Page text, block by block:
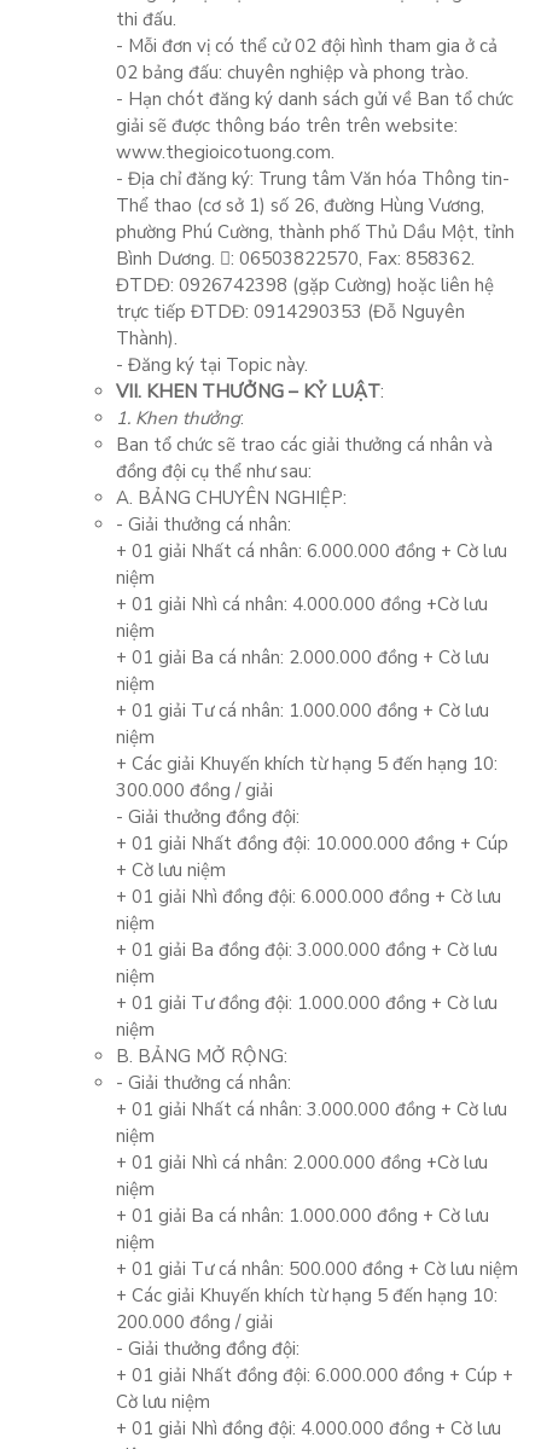
thi đấu.
- Mỗi đơn vị có thể cử 02 đội hình tham gia ở cả
02 bảng đấu: chuyên nghiệp và phong trào.
- Hạn chót đăng ký danh sách gửi về Ban tổ chức
giải sẽ được thông báo trên trên website:
www.thegioicotuong.com.
- Địa chỉ đăng ký: Trung tâm Văn hóa Thông tin-
Thể thao (cơ sở 1) số 26, đường Hùng Vương,
phường Phú Cường, thành phố Thủ Dầu Một, tỉnh
Bình Dương. : 06503822570, Fax: 858362.
ĐTDĐ: 0926742398 (gặp Cường) hoặc liên hệ
trực tiếp ĐTDĐ: 0914290353 (Đỗ Nguyên
Thành).
- Đăng ký tại Topic này.
VII. KHEN THƯỞNG – KỶ LUẬT:
1. Khen thưởng:
Ban tổ chức sẽ trao các giải thưởng cá nhân và
đồng đội cụ thể như sau:
A. BẢNG CHUYÊN NGHIỆP:
- Giải thưởng cá nhân:
+ 01 giải Nhất cá nhân: 6.000.000 đồng + Cờ lưu
niệm
+ 01 giải Nhì cá nhân: 4.000.000 đồng +Cờ lưu
niệm
+ 01 giải Ba cá nhân: 2.000.000 đồng + Cờ lưu
niệm
+ 01 giải Tư cá nhân: 1.000.000 đồng + Cờ lưu
niệm
+ Các giải Khuyến khích từ hạng 5 đến hạng 10:
300.000 đồng / giải
- Giải thưởng đồng đội:
+ 01 giải Nhất đồng đội: 10.000.000 đồng + Cúp
+ Cờ lưu niệm
+ 01 giải Nhì đồng đội: 6.000.000 đồng + Cờ lưu
niệm
+ 01 giải Ba đồng đội: 3.000.000 đồng + Cờ lưu
niệm
+ 01 giải Tư đồng đội: 1.000.000 đồng + Cờ lưu
niệm
B. BẢNG MỞ RỘNG:
- Giải thưởng cá nhân:
+ 01 giải Nhất cá nhân: 3.000.000 đồng + Cờ lưu
niệm
+ 01 giải Nhì cá nhân: 2.000.000 đồng +Cờ lưu
niệm
+ 01 giải Ba cá nhân: 1.000.000 đồng + Cờ lưu
niệm
+ 01 giải Tư cá nhân: 500.000 đồng + Cờ lưu niệm
+ Các giải Khuyến khích từ hạng 5 đến hạng 10:
200.000 đồng / giải
- Giải thưởng đồng đội:
+ 01 giải Nhất đồng đội: 6.000.000 đồng + Cúp +
Cờ lưu niệm
+ 01 giải Nhì đồng đội: 4.000.000 đồng + Cờ lưu